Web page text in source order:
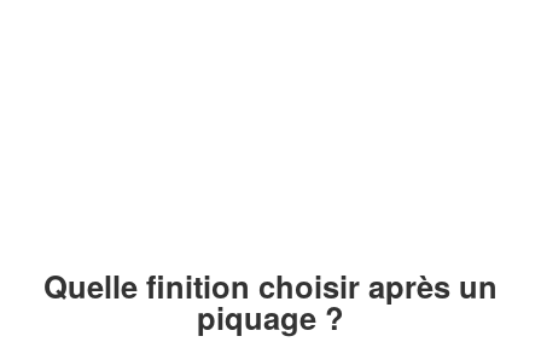
Quelle finition choisir après un
piquage ?